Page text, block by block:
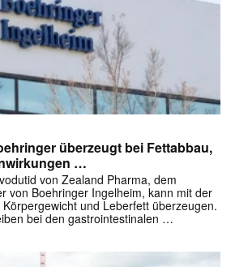
überzeugt bei Fettabbau,
…
von Zealand Pharma, dem
von Boehringer Ingelheim, kann mit der
und Leberfett überzeugen.
bei den gastrointestinalen …